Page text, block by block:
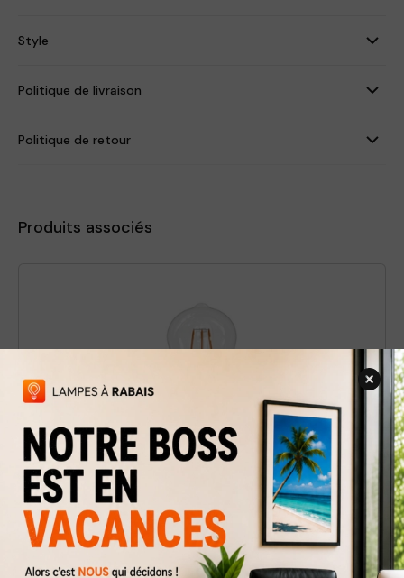
Style
Politique de livraison
Politique de retour
Produits associés
Ampoule DEL ST-19 Claire / 3000K
6,99 $ 10 $ Rabais 30%